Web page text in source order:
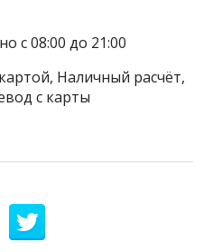
с 08:00 до 21:00
Наличный расчёт,
с карты